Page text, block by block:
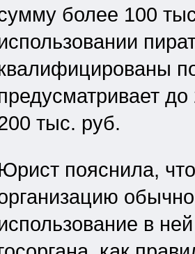
более 100
тыс. руб.
пояснила,
в